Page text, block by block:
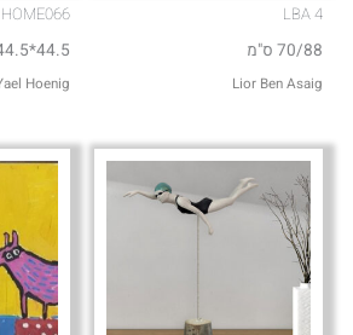
LBA 4
70/88 ס"מ
Lior Ben Asaig
HOME066
44.5*44.5 ס"מ
Yael Hoenig‏